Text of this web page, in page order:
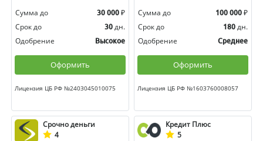
Сумма до 30 000 ₽
Срок до
30 дн.
Одобрение
Высокое
Оформить
Лицензия ЦБ РФ №2403045010075
Сумма до 100 000 ₽
Срок до
180 дн.
Одобрение
Среднее
Оформить
Лицензия ЦБ РФ №1603760008057
Срочно деньги
4
Кредит Плюс
5